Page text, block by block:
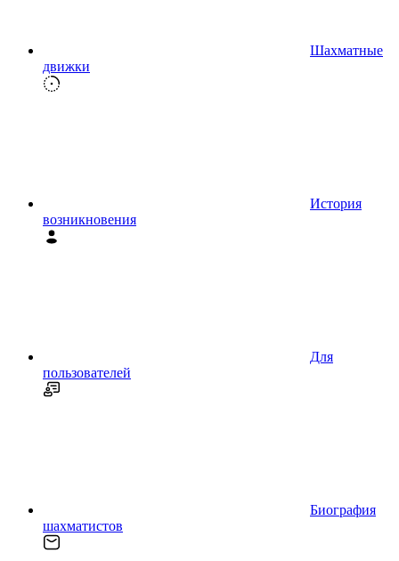
Шахматные
движки
История
возникновения
Для
пользователей
Биография
шахматистов